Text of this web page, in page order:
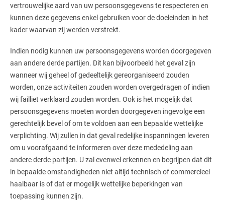
vertrouwelijke aard van uw persoonsgegevens te respecteren en
kunnen deze gegevens enkel gebruiken voor de doeleinden in het
kader waarvan zij werden verstrekt.
Indien nodig kunnen uw persoonsgegevens worden doorgegeven
aan andere derde partijen. Dit kan bijvoorbeeld het geval zijn
wanneer wij geheel of gedeeltelijk gereorganiseerd zouden
worden, onze activiteiten zouden worden overgedragen of indien
wij failliet verklaard zouden worden. Ook is het mogelijk dat
persoonsgegevens moeten worden doorgegeven ingevolge een
gerechtelijk bevel of om te voldoen aan een bepaalde wettelijke
verplichting. Wij zullen in dat geval redelijke inspanningen leveren
om u voorafgaand te informeren over deze mededeling aan
andere derde partijen. U zal evenwel erkennen en begrijpen dat dit
in bepaalde omstandigheden niet altijd technisch of commercieel
haalbaar is of dat er mogelijk wettelijke beperkingen van
toepassing kunnen zijn.